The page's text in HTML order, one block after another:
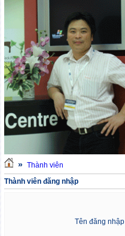
» Thành viên
Thành viên đăng nhập
Tên đăng nhập